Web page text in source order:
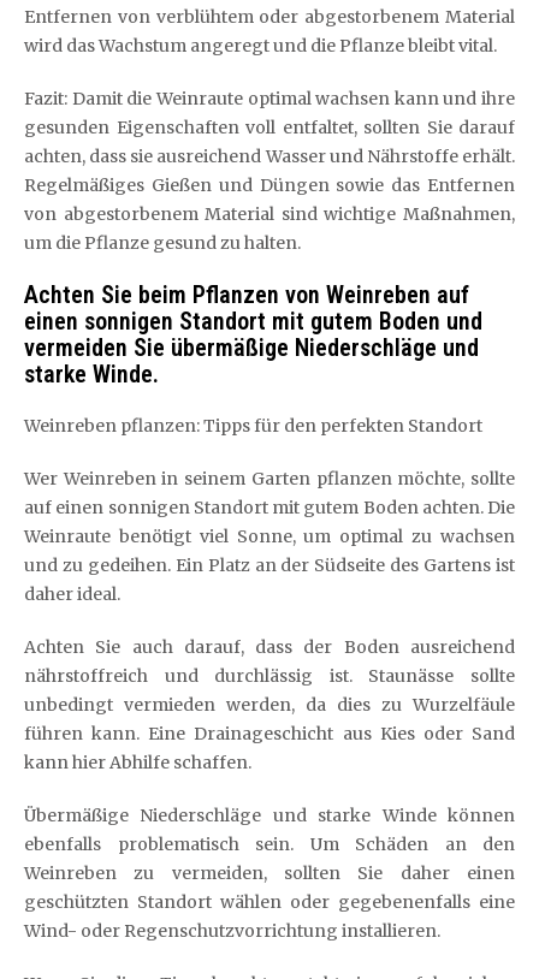
Entfernen von verblühtem oder abgestorbenem Material
wird das Wachstum angeregt und die Pflanze bleibt vital.
Fazit: Damit die Weinraute optimal wachsen kann und ihre
gesunden Eigenschaften voll entfaltet, sollten Sie darauf
achten, dass sie ausreichend Wasser und Nährstoffe erhält.
Regelmäßiges Gießen und Düngen sowie das Entfernen
von abgestorbenem Material sind wichtige Maßnahmen,
um die Pflanze gesund zu halten.
Achten Sie beim Pflanzen von Weinreben auf
einen sonnigen Standort mit gutem Boden und
vermeiden Sie übermäßige Niederschläge und
starke Winde.
Weinreben pflanzen: Tipps für den perfekten Standort
Wer Weinreben in seinem Garten pflanzen möchte, sollte
auf einen sonnigen Standort mit gutem Boden achten. Die
Weinraute benötigt viel Sonne, um optimal zu wachsen
und zu gedeihen. Ein Platz an der Südseite des Gartens ist
daher ideal.
Achten Sie auch darauf, dass der Boden ausreichend
nährstoffreich und durchlässig ist. Staunässe sollte
unbedingt vermieden werden, da dies zu Wurzelfäule
führen kann. Eine Drainageschicht aus Kies oder Sand
kann hier Abhilfe schaffen.
Übermäßige Niederschläge und starke Winde können
ebenfalls problematisch sein. Um Schäden an den
Weinreben zu vermeiden, sollten Sie daher einen
geschützten Standort wählen oder gegebenenfalls eine
Wind- oder Regenschutzvorrichtung installieren.